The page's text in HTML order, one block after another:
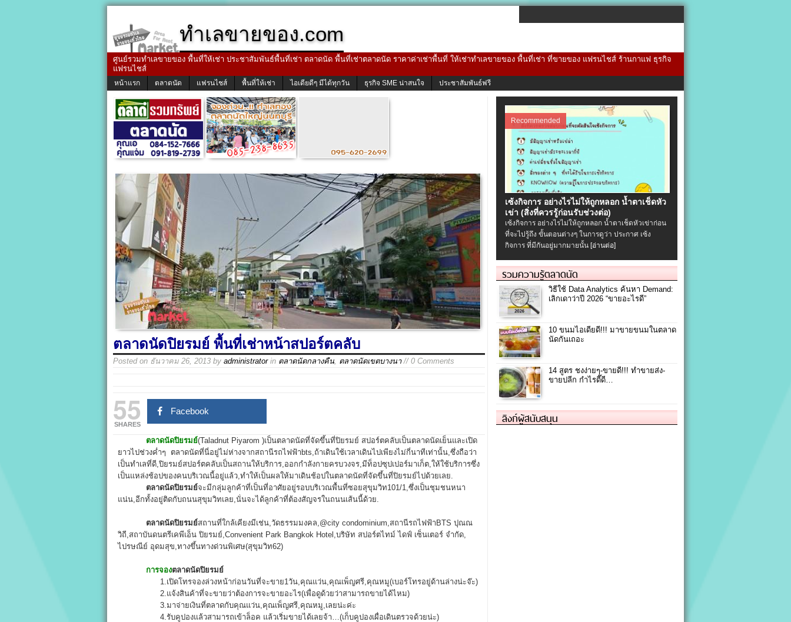
ทำเลขายของ.com
ศูนย์รวมทำเลขายของ พื้นที่ให้เช่า ประชาสัมพันธ์พื้นที่เช่า ตลาดนัด พื้นที่เช่าตลาดนัด ราคาค่าเช่าพื้นที่ ให้เช่าทำเลขายของ พื้นที่เช่า ที่ขายของ แฟรนไชส์ ร้านกาแฟ ธุรกิจ
แฟรนไชส์
หน้าแรก ตลาดนัด แฟรนไชส์ พื้นที่ให้เช่า ไอเดียดีๆ มีได้ทุกวัน ธุรกิจ SME น่าสนใจ ประชาสัมพันธ์ฟรี
ตลาดนัดปิยรมย์ พื้นที่เช่าหน้าสปอร์ตคลับ
Posted on ธันวาคม 26, 2013 by administratorin ตลาดนัดกลางคืน ตลาดนัดเขตบางนา// 0 Comments
55
SHARES
Facebook
ตลาดนัดปิยรมย์(Taladnut Piyarom )เป็นตลาดนัดที่จัดขึ้นที่ปิยรมย์ สปอร์ตคลับเป็นตลาดนัดเย็นและเปิด
ยาวไปช่วงค่ำๆ ตลาดนัดที่นี่อยู่ไม่ห่างจากสถานีรถไฟฟ้าbts,ถ้าเดินใช้เวลาเดินไปเพียงไม่กี่นาทีเท่านั้น,ซึ่งถือว่า
เป็นทำเลที่ดี,ปิยรมย์สปอร์ตคลับเป็นสถานให้บริการ,ออกกำลังกายครบวงจร,มีท็อปซุปเปอร์มาเก็ต,ให้ใช้บริการซึ่ง
เป็นแหล่งช้อปของคนบริเวณนี้อยู่แล้ว,ทำให้เป็นผลให้มาเดินช้อปในตลาดนัดที่จัดขึ้นที่ปิยรมย์ไปด้วยเลย.
ตลาดนัดปิยรมย์จะมีกลุ่มลูกค้าที่เป็นที่อาศัยอยู่รอบบริเวณพื้นที่ซอยสุขุมวิท101/1,ซึ่งเป็นชุมชนหนา
แน่น,อีกทั้งอยู่ติดกับถนนสุขุมวิทเลย,นั่นจะได้ลูกค้าที่ต้องสัญจรในถนนเส้นนี้ด้วย.
ตลาดนัดปิยรมย์สถานที่ใกล้เคียงมีเช่น,วัดธรรมมงคล,@city condominium,สถานีรถไฟฟ้าBTS ปุณณ
วิถี,สถาบันดนตรีเคพีเอ็น ปิยรมย์,Convenient Park Bangkok Hotel,บริษัท สปอร์ตไทม์ ไดฟ์ เซ็นเตอร์ จำกัด,
ไปรษณีย์ อุดมสุข,ทางขึ้นทางด่วนพิเศษ(สุขุมวิท62)
การจองตลาดนัดปิยรมย์
1.เปิดโทรจองล่วงหน้าก่อนวันที่จะขาย1วัน,คุณแว่น,คุณเพ็ญศรี,คุณหมู(เบอร์โทรอยู่ด้านล่างน่ะจ๊ะ)
2.แจ้งสินค้าที่จะขายว่าต้องการจะขายอะไร(เพื่อดูด้วยว่าสามารถขายได้ไหม)
3.มาจ่ายเงินที่ตลาดกับคุณแว่น,คุณเพ็ญศรี,คุณหมู,เลยน่ะค่ะ
4.รับคูปองแล้วสามารถเข้าล็อค แล้วเริ่มขายได้เลยจ้า…(เก็บคูปองเผื่อเดินตรวจด้วยน่ะ)
Recommended
เซ้งกิจการ อย่างไรไม่ให้ถูกหลอก น้ำตาเช็ดหัว
เข่า (สิ่งที่ควรรู้ก่อนรับช่วงต่อ)
เซ้งกิจการ อย่างไรไม่ให้ถูกหลอก น้ำตาเช็ดหัวเข่าก่อน
ที่จะไปรู้ถึง ขั้นตอนต่างๆ ในการดูว่า ประกาศ เซ้ง
กิจการ ที่มีกันอยู่มากมายนั้น [อ่านต่อ]
รวมความรู้ตลาดนัด
วิธีใช้ Data Analytics ค้นหา Demand:
เลิกเดาว่าปี 2026 “ขายอะไรดี”
10 ขนมไอเดียดี!!! มาขายขนมในตลาด
นัดกันเถอะ
14 สูตร ชงง่ายๆ-ขายดี!!! ทำขายส่ง-
ขายปลีก กำไรดี๊ดี…
ลิงก์ผู้สนับสนุน